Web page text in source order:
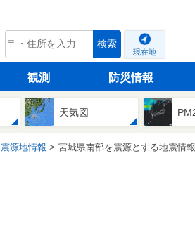
tenki.jp 検索
現在地
観測 防災情報
天気図
震源地情報 宮城県南部を震源とする地震情報